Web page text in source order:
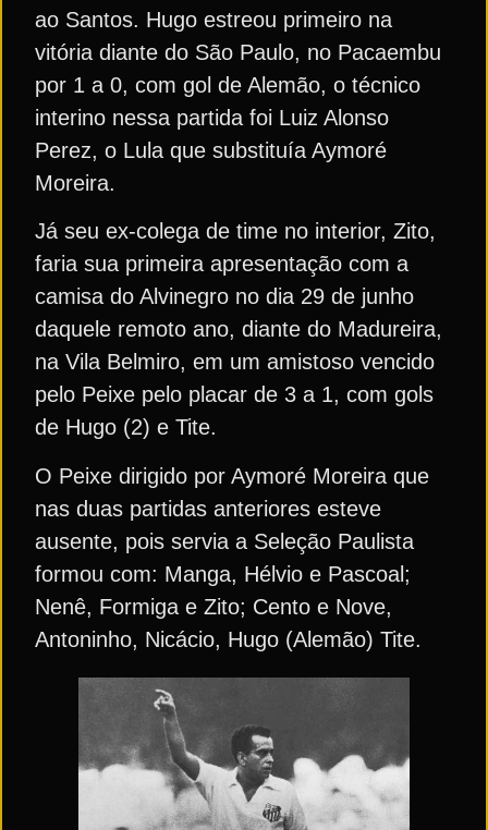
ao Santos. Hugo estreou primeiro na
vitória diante do São Paulo, no Pacaembu
por 1 a 0, com gol de Alemão, o técnico
interino nessa partida foi Luiz Alonso
Perez, o Lula que substituía Aymoré
Moreira.
Já seu ex-colega de time no interior, Zito,
faria sua primeira apresentação com a
camisa do Alvinegro no dia 29 de junho
daquele remoto ano, diante do Madureira,
na Vila Belmiro, em um amistoso vencido
pelo Peixe pelo placar de 3 a 1, com gols
de Hugo (2) e Tite.
O Peixe dirigido por Aymoré Moreira que
nas duas partidas anteriores esteve
ausente, pois servia a Seleção Paulista
formou com: Manga, Hélvio e Pascoal;
Nenê, Formiga e Zito; Cento e Nove,
Antoninho, Nicácio, Hugo (Alemão) Tite.